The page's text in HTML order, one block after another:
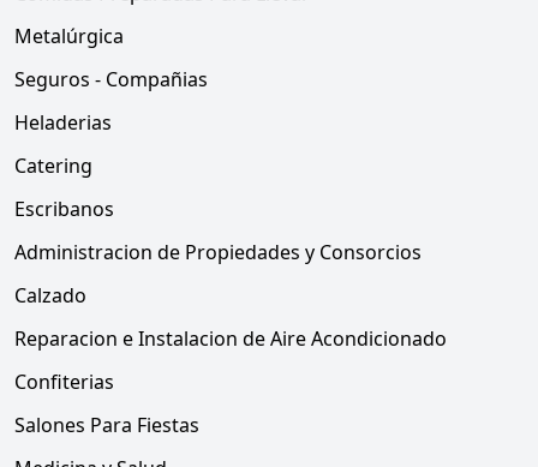
Metalúrgica
Seguros - Compañias
Heladerias
Catering
Escribanos
Administracion de Propiedades y Consorcios
Calzado
Reparacion e Instalacion de Aire Acondicionado
Confiterias
Salones Para Fiestas